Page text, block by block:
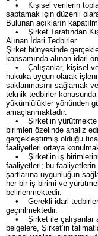
• Kişisel verilerin
saptamak için düzenli
Bulunan açıkların
• Şirket Tarafından
Alınan İdari Tedbirler
Şirket bünyesinde
kapsamında alınan idari
• Çalışanlar, kişisel
hukuka uygun olarak
saklanmasını sağlamak
teknik tedbirler
yükümlülükler yönünden
amaçlanmaktadır.
• Şirket’in yürütmekte
birimleri özelinde analiz
gerçekleştirmiş olduğu
faaliyetleri ortaya
• Şirket’in iş
faaliyetleri; bu faaliyetlerin
şartlarına uygunluğun
her bir iş birimi ve
belirlenmektedir.
• Gerekli idari tedbirler
geçirilmektedir.
• Şirket ile çalışanlar
belgelere, Şirket’in